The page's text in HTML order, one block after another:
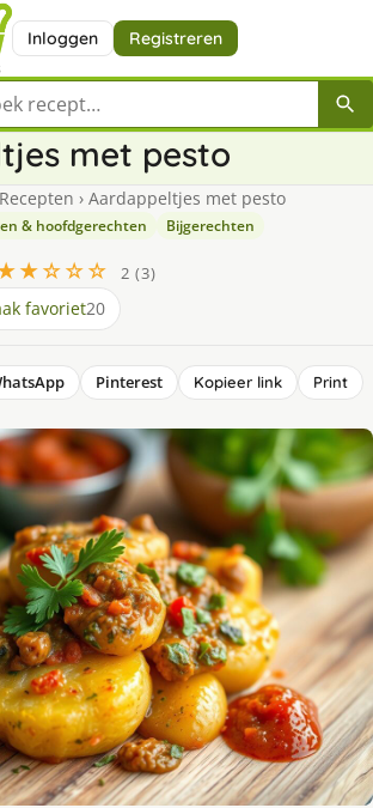
Inloggen Registreren
een recept
met pesto
Recepten › Aardappeltjes met pesto
& hoofdgerechten Bijgerechten
2 (3)
favoriet20
Pinterest Kopieer link Print